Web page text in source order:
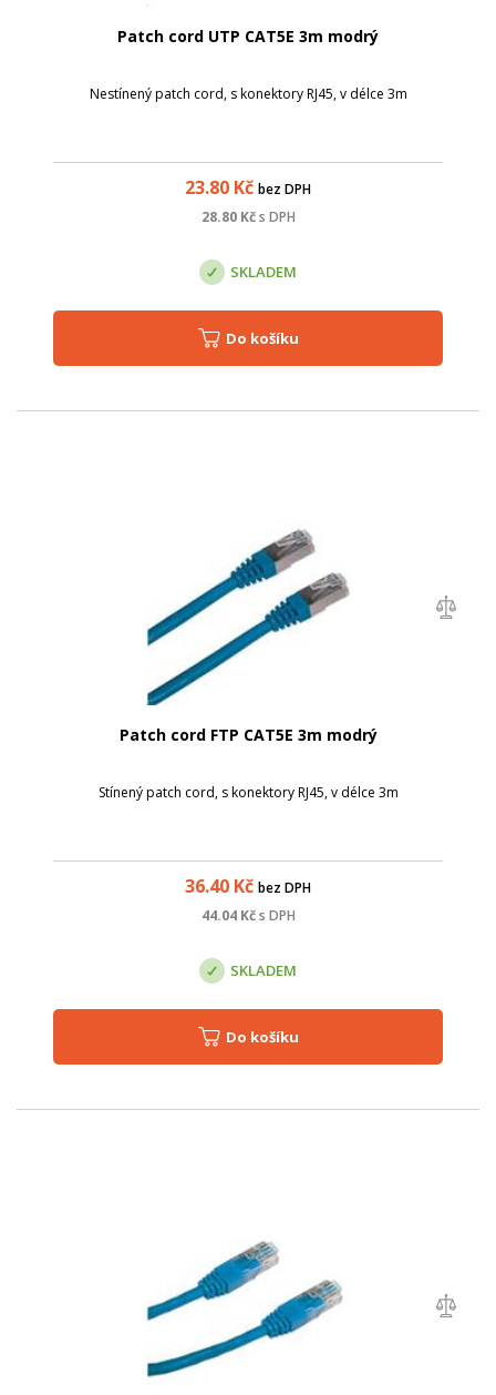
Patch cord UTP CAT5E 3m modrý
Nestínený patch cord, s konektory RJ45, v délce 3m
23.80 Kč bez DPH
28.80Kč s DPH
SKLADEM
Do košíku
Patch cord FTP CAT5E 3m modrý
Stínený patch cord, s konektory RJ45, v délce 3m
36.40 Kč bez DPH
44.04Kč s DPH
SKLADEM
Do košíku